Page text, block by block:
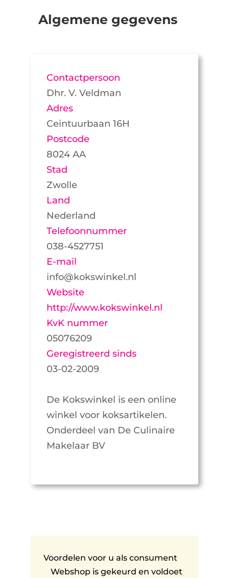
Algemene gegevens
Contactpersoon
Dhr. V. Veldman
Adres
Ceintuurbaan 16H
Postcode
8024 AA
Stad
Zwolle
Land
Nederland
Telefoonnummer
038-4527751
E-mail
info@kokswinkel.nl
Website
http://www.kokswinkel.nl
KvK nummer
05076209
Geregistreerd sinds
03-02-2009
De Kokswinkel is een online
winkel voor koksartikelen.
Onderdeel van De Culinaire
Makelaar BV
Voordelen voor u als consument
Webshop is gekeurd en voldoet